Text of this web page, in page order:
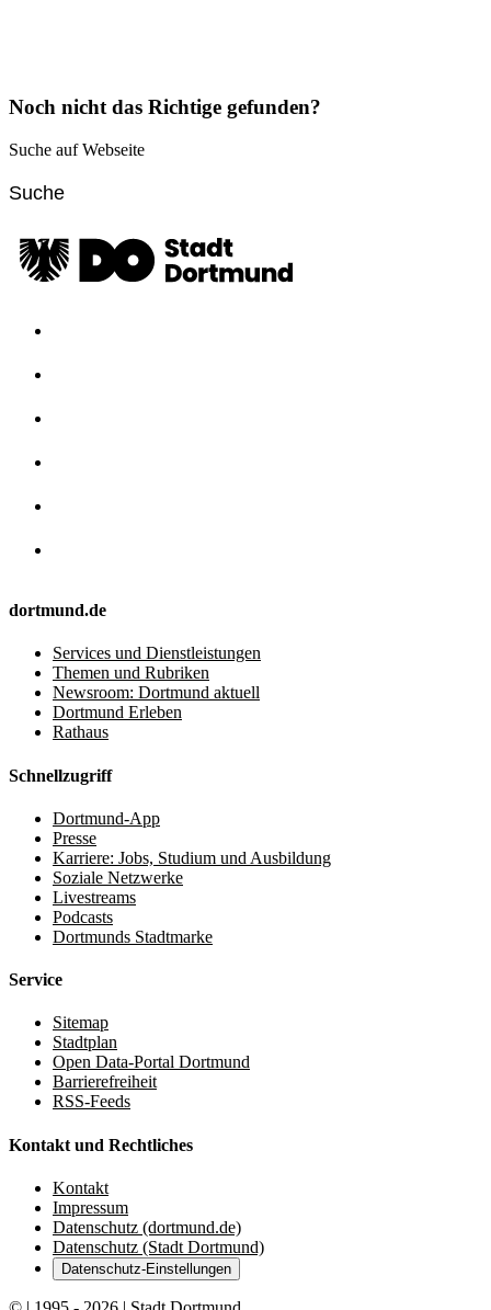
Noch nicht das Richtige gefunden?
Suche auf Webseite
dortmund.de
Services und Dienstleistungen
Themen und Rubriken
Newsroom: Dortmund aktuell
Dortmund Erleben
Rathaus
Schnellzugriff
Dortmund-App
Presse
Karriere: Jobs, Studium und Ausbildung
Soziale Netzwerke
Livestreams
Podcasts
Dortmunds Stadtmarke
Service
Sitemap
Stadtplan
Open Data-Portal Dortmund
Barrierefreiheit
RSS-Feeds
Kontakt und Rechtliches
Kontakt
Impressum
Datenschutz (dortmund.de)
Datenschutz (Stadt Dortmund)
Datenschutz-Einstellungen